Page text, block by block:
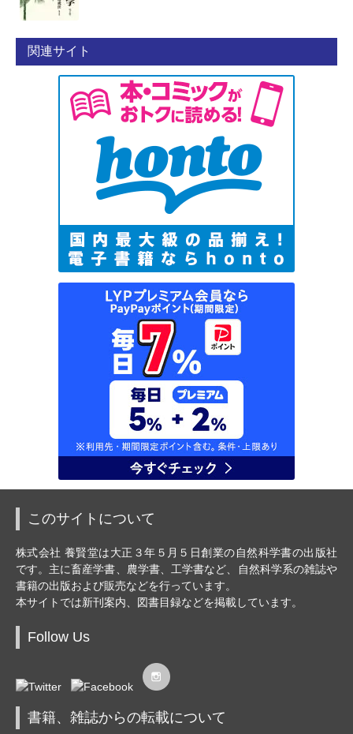
関連サイト
このサイトについて
株式会社 養賢堂は大正３年５月５日創業の自然科学書の出版社
です。主に畜産学書、農学書、工学書など、自然科学系の雑誌や
書籍の出版および販売などを行っています。
本サイトでは新刊案内、図書目録などを掲載しています。
Follow Us
書籍、雑誌からの転載について